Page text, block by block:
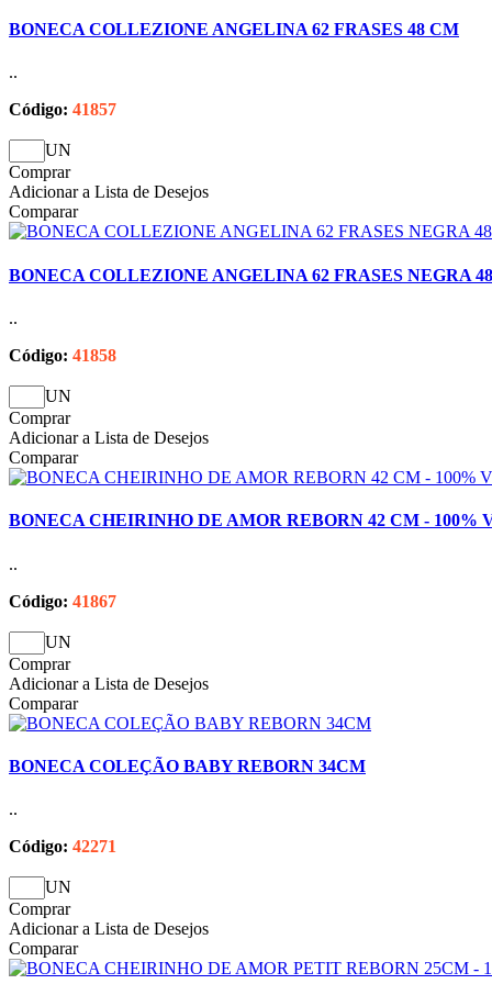
BONECA COLLEZIONE ANGELINA 62 FRASES 48 CM
..
Código: 41857
UN
Comprar
Adicionar a Lista de Desejos
Comparar
BONECA COLLEZIONE ANGELINA 62 FRASES NEGRA
..
Código: 41858
UN
Comprar
Adicionar a Lista de Desejos
Comparar
BONECA CHEIRINHO DE AMOR REBORN 42 CM - 100%
..
Código: 41867
UN
Comprar
Adicionar a Lista de Desejos
Comparar
BONECA COLEÇÃO BABY REBORN 34CM
..
Código: 42271
UN
Comprar
Adicionar a Lista de Desejos
Comparar